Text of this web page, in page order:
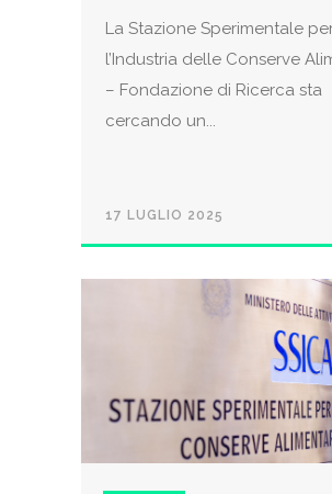
La Stazione Sperimentale
l’Industria delle Conserve
– Fondazione di Ricerca sta
cercando un...
17 LUGLIO 2025